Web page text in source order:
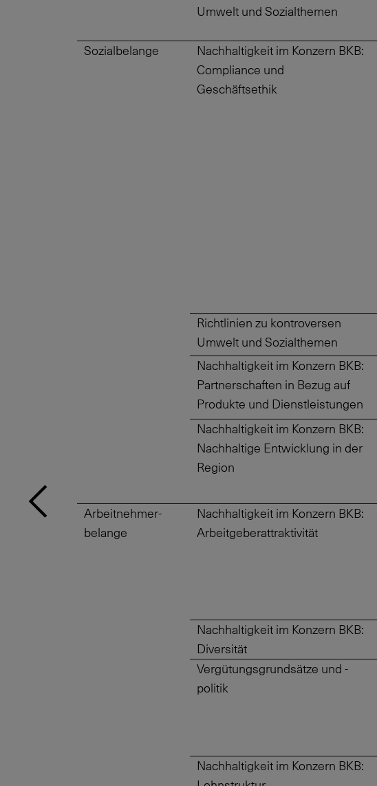
Umwelt und Sozialthemen
Sozialbelange
Nachhaltigkeit im Konzern BKB:
Compliance und
Geschäftsethik
Richtlinien zu kontroversen
Umwelt und Sozialthemen
Nachhaltigkeit im Konzern BKB:
Partnerschaften in Bezug auf
Produkte und Dienstleistungen
Nachhaltigkeit im Konzern BKB:
Nachhaltige Entwicklung in der
Region
Arbeitnehmer-
belange
Nachhaltigkeit im Konzern BKB:
Arbeitgeberattraktivität
Nachhaltigkeit im Konzern BKB:
Diversität
Vergütungsgrundsätze und -
politik
Nachhaltigkeit im Konzern BKB: